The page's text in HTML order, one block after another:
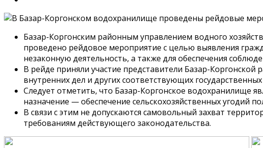
Базар-Коргонским районным управлением водного
проведено рейдовое мероприятие с целью выявления
незаконную деятельность, а также для обеспечения
В рейде приняли участие представители Базар-
внутренних дел и других соответствующих
Следует отметить, что Базар-Коргонское водохранилище
назначение — обеспечение сельскохозяйственных угодий
В связи с этим не допускаются самовольный захват
требованиям действующего законодательства.